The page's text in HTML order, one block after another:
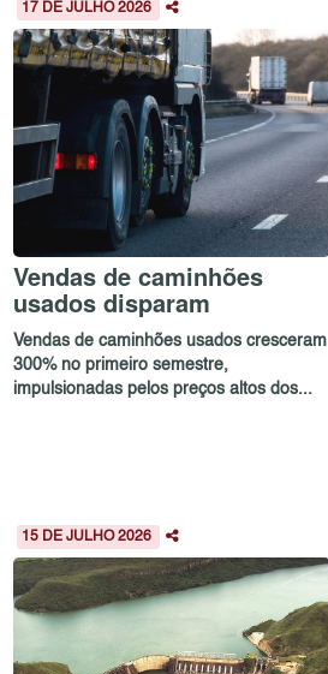
17 DE JULHO 2026
Vendas de caminhões
usados disparam
Vendas de caminhões usados cresceram
300% no primeiro semestre,
impulsionadas pelos preços altos dos...
15 DE JULHO 2026